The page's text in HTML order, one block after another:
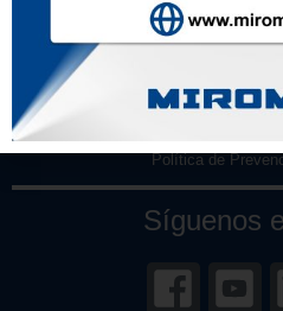
Política de
Síguenos